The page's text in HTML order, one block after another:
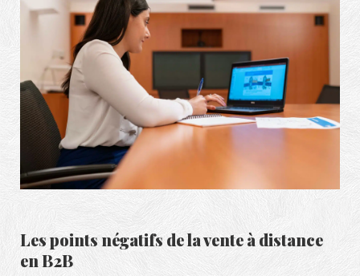
Les points négatifs de lavente à distance
en B2B